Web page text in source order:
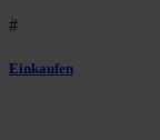
#
Einkaufen